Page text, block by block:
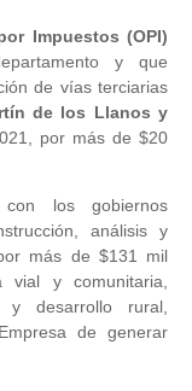
Impuestos (OPI)
y que
de vías terciarias
de los Llanos y
por más de $20
los gobiernos
análisis y
más de $131 mil
vial y comunitaria,
desarrollo rural,
de generar